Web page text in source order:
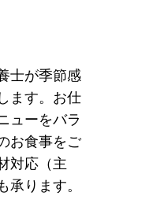
士が季節感
ます。お仕
ューをバラ
お食事をご
対応（主
ります。